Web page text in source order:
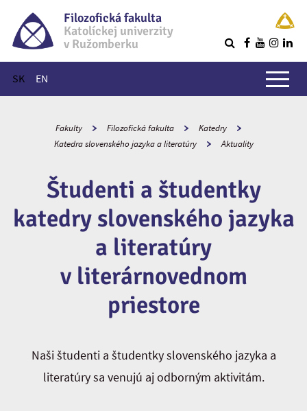
Filozofická fakulta
Katolíckej univerzity
v Ružomberku
SK EN
Hlavné menu
Fakulty Filozofická fakulta
Katedry
Katedra slovenského jazyka a literatúry
Aktuality
Študenti a študentky
katedry slovenského jazyka
a literatúry
v literárnovednom
priestore
Naši študenti a študentky slovenského jazyka a
literatúry sa venujú aj odborným aktivitám.